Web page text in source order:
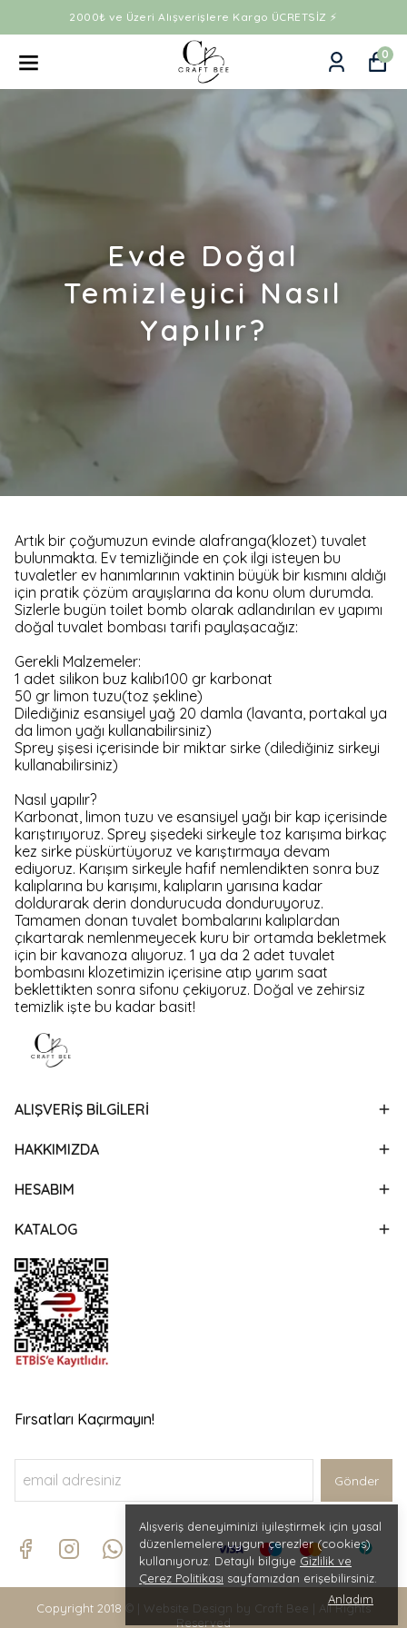
2000₺ ve Üzeri Alışverişlere Kargo ÜCRETSİZ ⚡
0
Alışveriş deneyiminizi iyileştirmek için yasal
düzenlemelere uygun çerezler (cookies)
kullanıyoruz. Detaylı bilgiye Gizlilik ve
Çerez Politikası sayfamızdan erişebilirsiniz.
Anladım
Evde Doğal
Temizleyici Nasıl
Yapılır?
Artık bir çoğumuzun evinde alafranga(klozet) tuvalet
bulunmakta. Ev temizliğinde en çok ilgi isteyen bu
tuvaletler ev hanımlarının vaktinin büyük bir kısmını aldığı
için pratik çözüm arayışlarına da konu olum durumda.
Sizlerle bugün toilet bomb olarak adlandırılan ev yapımı
doğal tuvalet bombası tarifi paylaşacağız:
Gerekli Malzemeler:
1 adet silikon buz kalıbı100 gr karbonat
50 gr limon tuzu(toz şekline)
Dilediğiniz esansiyel yağ 20 damla (lavanta, portakal ya
da limon yağı kullanabilirsiniz)
Sprey şişesi içerisinde bir miktar sirke (dilediğiniz sirkeyi
kullanabilirsiniz)
Nasıl yapılır?
Karbonat, limon tuzu ve esansiyel yağı bir kap içerisinde
karıştırıyoruz. Sprey şişedeki sirkeyle toz karışıma birkaç
kez sirke püskürtüyoruz ve karıştırmaya devam
ediyoruz. Karışım sirkeyle hafif nemlendikten sonra buz
kalıplarına bu karışımı, kalıpların yarısına kadar
doldurarak derin dondurucuda donduruyoruz.
Tamamen donan tuvalet bombalarını kalıplardan
çıkartarak nemlenmeyecek kuru bir ortamda bekletmek
için bir kavanoza alıyoruz. 1 ya da 2 adet tuvalet
bombasını klozetimizin içerisine atıp yarım saat
beklettikten sonra sifonu çekiyoruz. Doğal ve zehirsiz
temizlik işte bu kadar basit!
ALIŞVERİŞ BİLGİLERİ
HAKKIMIZDA
HESABIM
KATALOG
Fırsatları Kaçırmayın!
Gönder
Copyright 2018 © | Website Design by Craft Bee | All Rights
Reserved